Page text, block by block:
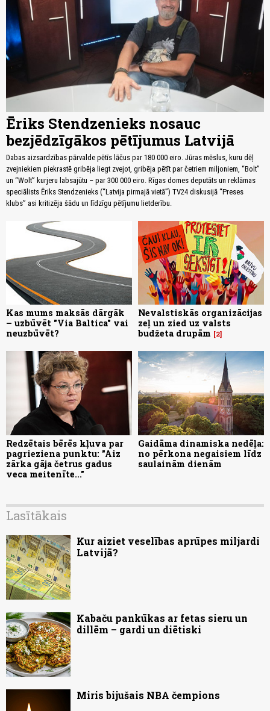
Ēriks Stendzenieks nosauc
bezjēdzīgākos pētījumus Latvijā
Dabas aizsardzības pārvalde pētīs lāčus par 180 000 eiro. Jūras mēslus, kuru dēļ
zvejniekiem piekrastē gribēja liegt zvejot, gribēja pētīt par četriem miljoniem, “Bolt”
un “Wolt” kurjeru labsajūtu – par 300 000 eiro. Rīgas domes deputāts un reklāmas
speciālists Ēriks Stendzenieks (“Latvija pirmajā vietā”) TV24 diskusijā “Preses
klubs” asi kritizēja šādu un līdzīgu pētījumu lietderību.
Kas mums maksās dārgāk
– uzbūvēt "Via Baltica" vai
neuzbūvēt?
Nevalstiskās organizācijas
zeļ un zied uz valsts
budžeta drupām
2
Redzētais bērēs kļuva par
pagrieziena punktu: "Aiz
zārka gāja četrus gadus
veca meitenīte..."
Gaidāma dinamiska nedēļa:
no pērkona negaisiem līdz
saulainām dienām
Lasītākais
Kur aiziet veselības aprūpes miljardi
Latvijā?
Kabaču pankūkas ar fetas sieru un
dillēm – gardi un diētiski
Miris bijušais NBA čempions